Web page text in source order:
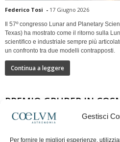
Gestisci
Per fornire le migliori esperienze,
Federico Tosi - 17 Giugno 2026
Il 57º congresso Lunar and Planetary
Texas) ha mostrato come il ritorno sulla
scientifico e industriale sempre più
un confronto tra due modelli contrapposti.
Continua a leggere
PREMIO GRUBER IN
Nazzareno Mandolesi